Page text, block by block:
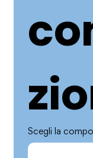
Scegli la